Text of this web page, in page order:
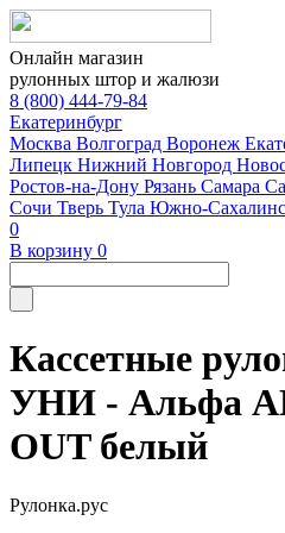
Онлайн магазин
рулонных штор и жалюзи
8 (800) 444-79-84
Екатеринбург
Москва Волгоград Воронеж
Липецк Нижний Новгород
Ростов-на-Дону Рязань Самара
Сочи Тверь Тула Южно-
0
В корзину 0
Кассетные
УНИ - Альфа
OUT белый
Рулонка.рус